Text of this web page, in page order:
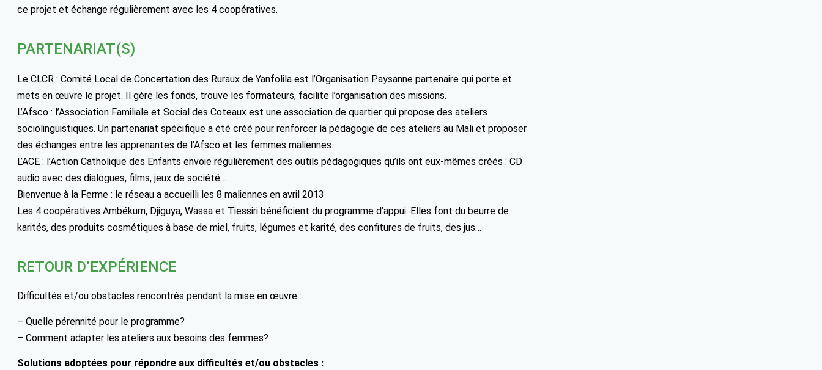
ce projet et échange régulièrement avec les 4 coopératives.
PARTENARIAT(S)
Le CLCR : Comité Local de Concertation des Ruraux de Yanfolila est l’Organisation Paysanne partenaire qui porte et
mets en œuvre le projet. Il gère les fonds, trouve les formateurs, facilite l’organisation des missions.
L’Afsco : l’Association Familiale et Social des Coteaux est une association de quartier qui propose des ateliers
sociolinguistiques. Un partenariat spécifique a été créé pour renforcer la pédagogie de ces ateliers au Mali et proposer
des échanges entre les apprenantes de l’Afsco et les femmes maliennes.
L’ACE : l’Action Catholique des Enfants envoie régulièrement des outils pédagogiques qu’ils ont eux-mêmes créés : CD
audio avec des dialogues, films, jeux de société…
Bienvenue à la Ferme : le réseau a accueilli les 8 maliennes en avril 2013
Les 4 coopératives Ambékum, Djiguya, Wassa et Tiessiri bénéficient du programme d’appui. Elles font du beurre de
karités, des produits cosmétiques à base de miel, fruits, légumes et karité, des confitures de fruits, des jus…
RETOUR D’EXPÉRIENCE
Difficultés et/ou obstacles rencontrés pendant la mise en œuvre :
– Quelle pérennité pour le programme?
– Comment adapter les ateliers aux besoins des femmes?
Solutions adoptées pour répondre aux difficultés et/ou obstacles :